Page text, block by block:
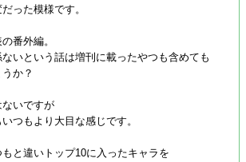
った模様です。
番外編。
いという話は増刊に載ったやつも含めても
か？
いですが
つもより大目な感じです。
と違いトップ10に入ったキャラを